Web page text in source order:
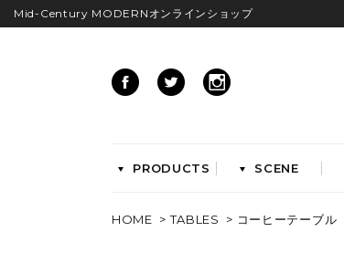
Mid-Century MODERNオンラインショップ
PRODUCTS SCENE
HOME >TABLES > コーヒーテーブル